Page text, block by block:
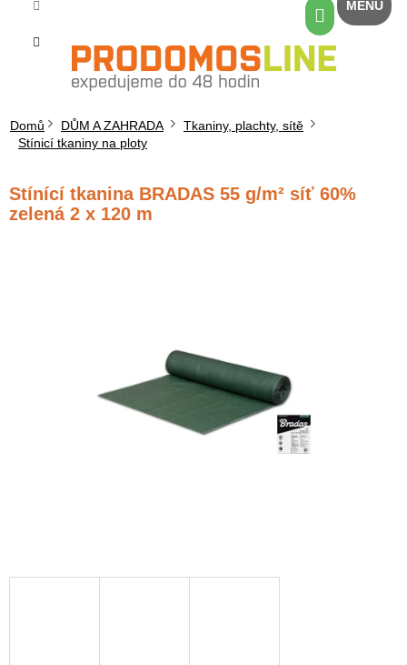
obsah
Nákupní
košík
Domů DŮM A ZAHRADA
Tkaniny, plachty, sítě
Stínicí tkaniny na ploty
Stínící tkanina BRADAS 55 g/m² síť 60%
zelená 2 x 120 m